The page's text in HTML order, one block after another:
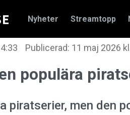
Nyheter Streamtopp
Publicerad: 11 maj 2026
populära
piratserier, men den